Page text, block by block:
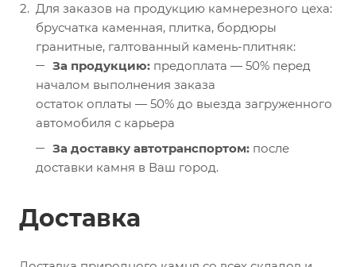
Для заказов на продукцию камнерезного цеха:
брусчатка каменная, плитка, бордюры
гранитные, галтованный камень-плитняк:
За продукцию: предоплата — 50% перед
началом выполнения заказа
остаток оплаты — 50% до выезда загруженного
автомобиля с карьера
За доставку автотранспортом: после
доставки камня в Ваш город.
Доставка